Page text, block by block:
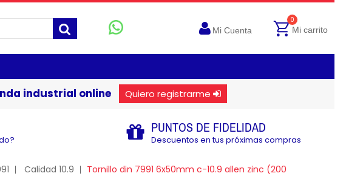
Mi Cuenta
0
Mi carrito
industrial online Quiero registrarme
PUNTOS DE FIDELIDAD
Descuentos en tus próximas compras
Calidad 10.9
Tornillo din 7991 6x50mm c-10.9 allen zinc (200